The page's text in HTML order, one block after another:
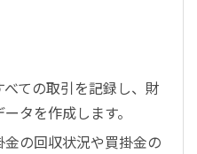
ての取引を記録し、財
タを作成します。
の回収状況や買掛金の